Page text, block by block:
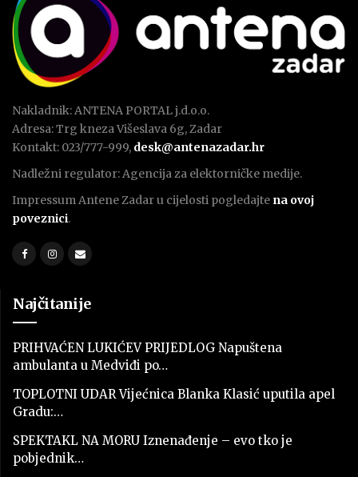
Nakladnik: ANTENA PORTAL j.d.o.o.
Adresa: Trg kneza Višeslava 6g, Zadar
Kontakt: 023/777-999, desk@antenazadar.hr
Nadležni regulator: Agencija za elektorničke medije.
Impressum Antene Zadar u cijelosti pogledajte na ovoj
poveznici.
Najčitanije
PRIHVAĆEN LUKIĆEV PRIJEDLOG Napuštena
ambulanta u Medviđi po…
TOPLOTNI UDAR Vijećnica Blanka Klasić uputila apel
Gradu:…
SPEKTAKL NA MORU Iznenađenje – evo tko je
pobjednik…